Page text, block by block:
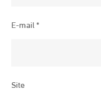
E-mail*
Site